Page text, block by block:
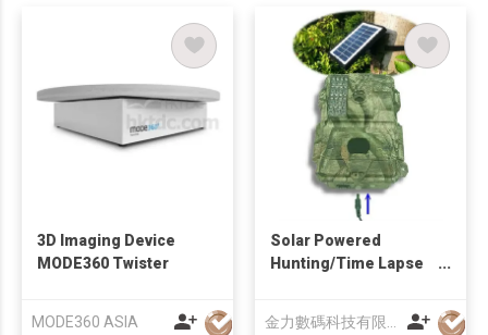
3D Imaging Device
MODE360 Twister
MODE360 ASIA
Solar Powered
Hunting/Time Lapse